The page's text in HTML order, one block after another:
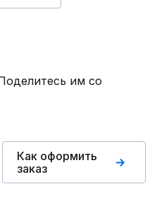
им со
Как оформить
заказ